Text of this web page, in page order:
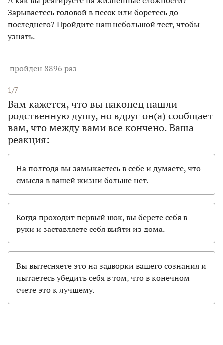
Зарываетесь головой в песок или боретесь до
последнего? Пройдите наш небольшой тест, чтобы
узнать.
пройден 8896 раз
1/7
Вам кажется, что вы наконец нашли
родственную душу, но вдруг он(а) сообщает
вам, что между вами все кончено. Ваша
реакция:
На полгода вы замыкаетесь в себе и думаете, что
смысла в вашей жизни больше нет.
Когда проходит первый шок, вы берете себя в
руки и заставляете себя выйти из дома.
Вы вытесняете это на задворки вашего сознания и
пытаетесь убедить себя в том, что в конечном
счете это к лучшему.